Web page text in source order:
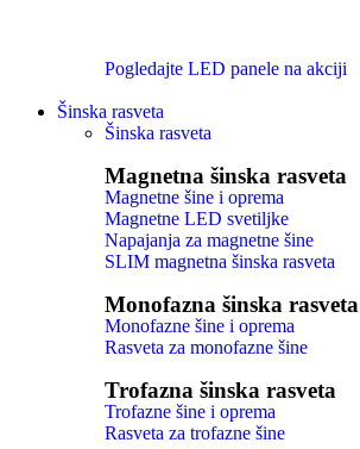
Pogledajte LED panele na akciji
Šinska rasveta
Šinska rasveta
Magnetna šinska rasveta
Magnetne šine i oprema
Magnetne LED svetiljke
Napajanja za magnetne šine
SLIM magnetna šinska rasveta
Monofazna šinska rasveta
Monofazne šine i oprema
Rasveta za monofazne šine
Trofazna šinska rasveta
Trofazne šine i oprema
Rasveta za trofazne šine